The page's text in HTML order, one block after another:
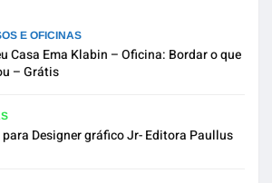
E OFICINAS
Casa Ema Klabin – Oficina: Bordar o que
– Grátis
Designer gráfico Jr- Editora Paullus